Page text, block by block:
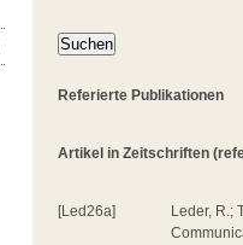
Referierte Publikationen
Artikel in Zeitschriften
[Led26a]
Leder, R.;